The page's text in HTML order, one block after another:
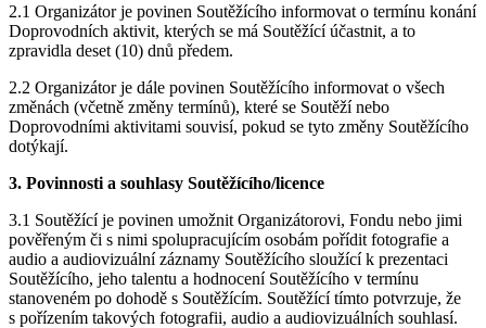
2.1 Organizátor je povinen Soutěžícího informovat o termínu konání
Doprovodních aktivit, kterých se má Soutěžící účastnit, a to
zpravidla deset (10) dnů předem.
2.2 Organizátor je dále povinen Soutěžícího informovat o všech
změnách (včetně změny termínů), které se Soutěží nebo
Doprovodními aktivitami souvisí, pokud se tyto změny Soutěžícího
dotýkají.
3. Povinnosti a souhlasy Soutěžícího/licence
3.1 Soutěžící je povinen umožnit Organizátorovi, Fondu nebo jimi
pověřeným či s nimi spolupracujícím osobám pořídit fotografie a
audio a audiovizuální záznamy Soutěžícího sloužící k prezentaci
Soutěžícího, jeho talentu a hodnocení Soutěžícího v termínu
stanoveném po dohodě s Soutěžícím. Soutěžící tímto potvrzuje, že
s pořízením takových fotografii, audio a audiovizuálních souhlasí.